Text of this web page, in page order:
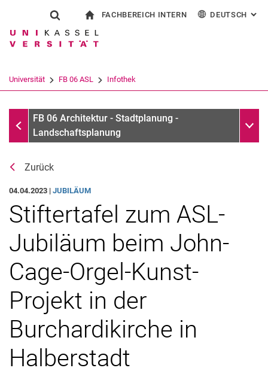
Springe direkt zu: Inhalt
Springe direkt zu: Suche
Springe direkt zu:
Suchformular
Suchbegriff
Suchen (öffnet externen Link in einem
FACHBEREICH INTERN DEUTSCH :
Universität FB 06 ASL Infothek
InfothekFB 06 Architektur - Stadtplanung -
Landschaftsplanung
Zurück
04.04.2023 | JUBILÄUM
Stiftertafel zum ASL-
Jubiläum beim John-
Cage-Orgel-Kunst-
Projekt in der
Burchardikirche in
Halberstadt